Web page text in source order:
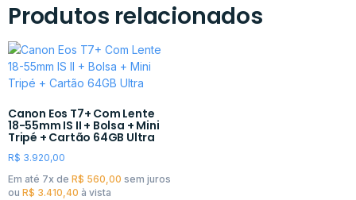
Produtos relacionados
Canon Eos T7+ Com Lente
18-55mm IS II + Bolsa + Mini
Tripé + Cartão 64GB Ultra
R$ 3.920,00
Em até 7x de R$ 560,00 sem juros
ou R$ 3.410,40 à vista